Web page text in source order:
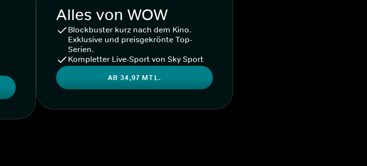
Alles von WOW
Blockbuster kurz nach dem Kino.
Exklusive und preisgekrönte Top-
Serien.
Kompletter Live-Sport von Sky Sport
AB 34,97 MTL.